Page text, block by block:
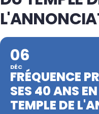
06
DÉC
FRÉQUENCE
SES 40 ANS
TEMPLE DE